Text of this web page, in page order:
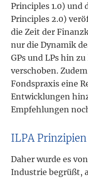
Principles 1.0) und
Principles 2.0)
die Zeit der
nur die Dynamik
GPs und LPs hin
verschoben.
Fondspraxis eine
Entwicklungen
Empfehlungen
ILPA Prinzipien
Daher wurde es
Industrie begrüßt,